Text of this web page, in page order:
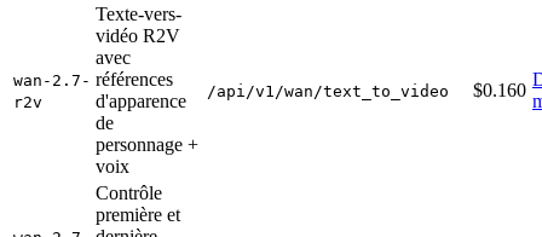
wan-2.7-
r2v
Texte-vers-
vidéo R2V
avec
références
d'apparence
de
personnage +
voix
/api/v1/wan/text_to_video $0.160
Contrôle
première et